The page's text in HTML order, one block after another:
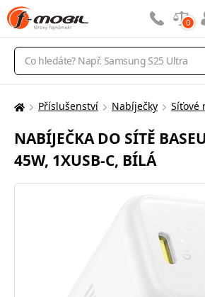
Vyhledávání
0
Zde
nacházíte:
Příslušenství Nabíječky Síťové
NABÍJEČKA DO SÍTĚ
45W, 1XUSB-C, BÍLÁ